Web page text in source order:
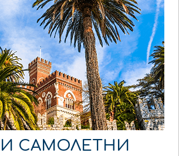
САМОЛЕТНИ